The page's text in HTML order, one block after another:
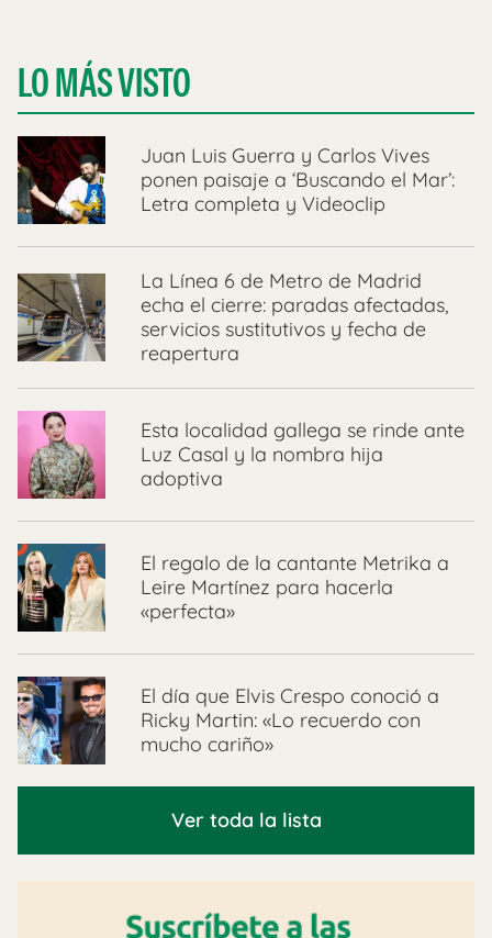
LO MÁS VISTO
Juan Luis Guerra y Carlos Vives
ponen paisaje a ‘Buscando el Mar’:
Letra completa y Videoclip
La Línea 6 de Metro de Madrid
echa el cierre: paradas afectadas,
servicios sustitutivos y fecha de
reapertura
Esta localidad gallega se rinde ante
Luz Casal y la nombra hija
adoptiva
El regalo de la cantante Metrika a
Leire Martínez para hacerla
«perfecta»
El día que Elvis Crespo conoció a
Ricky Martin: «Lo recuerdo con
mucho cariño»
Ver toda la lista